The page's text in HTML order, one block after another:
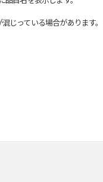
っている場合があります